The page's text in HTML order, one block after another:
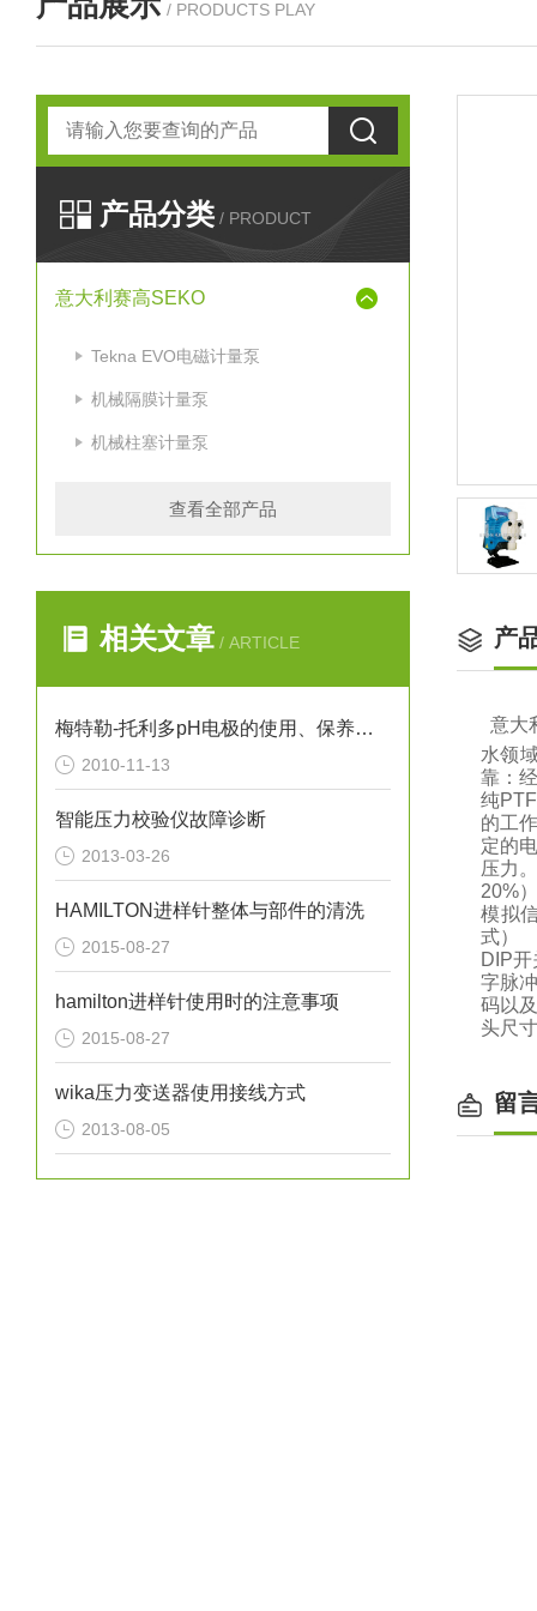
/ PRODUCTS PLAY
产品分类 / PRODUCT
意大利赛高SEKO
Tekna EVO电磁计量泵
机械隔膜计量泵
机械柱塞计量泵
查看全部产品
相关文章 / ARTICLE
梅特勒-托利多pH电极的使用、保养与维护（图）
2010-11-13
智能压力校验仪故障诊断
2013-03-26
HAMILTON进样针整体与部件的清洗
2015-08-27
hamilton进样针使用时的注意事项
2015-08-27
wika压力变送器使用接线方式
2013-08-05
产
意大
水领
靠：
纯
的工
定的
压力
20%
模拟
式）
DIP
字脉
码以
头尺
留